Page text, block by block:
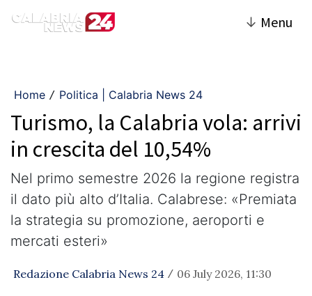
↓ Menu
Home / Politica | Calabria News 24
Turismo, la Calabria vola: arrivi
in crescita del 10,54%
Nel primo semestre 2026 la regione registra
il dato più alto d’Italia. Calabrese: «Premiata
la strategia su promozione, aeroporti e
mercati esteri»
Redazione Calabria News 24 / 06 July 2026, 11:30